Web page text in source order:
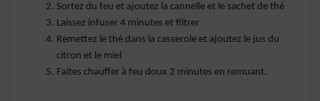
Sortez du feu et ajoutez la cannelle et le sachet de thé
Laissez infuser 4 minutes et filtrer
Remettez le thé dans la casserole et ajoutez le jus du
citron et le miel
Faites chauffer à feu doux 2 minutes en remuant.